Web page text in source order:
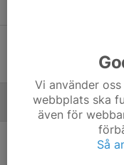
Januari - 2026
Norrköpings
Mässhallen A
Vi använder
webbplats ska
även för
Så